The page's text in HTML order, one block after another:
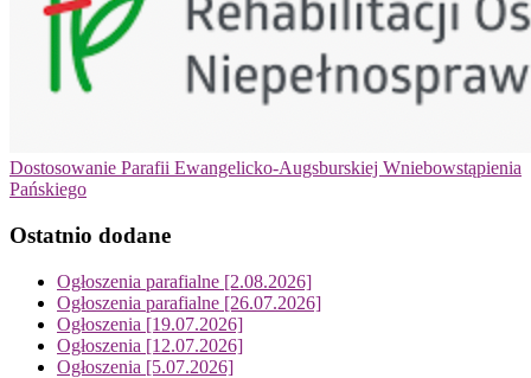
Dostosowanie Parafii Ewangelicko-Augsburskiej Wniebowstąpienia
Pańskiego
Ostatnio dodane
Ogłoszenia parafialne [2.08.2026]
Ogłoszenia parafialne [26.07.2026]
Ogłoszenia [19.07.2026]
Ogłoszenia [12.07.2026]
Ogłoszenia [5.07.2026]